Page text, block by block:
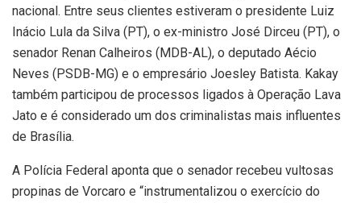
nacional. Entre seus clientes estiveram o presidente Luiz
Inácio Lula da Silva (PT), o ex-ministro José Dirceu (PT), o
senador Renan Calheiros (MDB-AL), o deputado Aécio
Neves (PSDB-MG) e o empresário Joesley Batista. Kakay
também participou de processos ligados à Operação Lava
Jato e é considerado um dos criminalistas mais influentes
de Brasília.
A Polícia Federal aponta que o senador recebeu vultosas
propinas de Vorcaro e “instrumentalizou o exercício do